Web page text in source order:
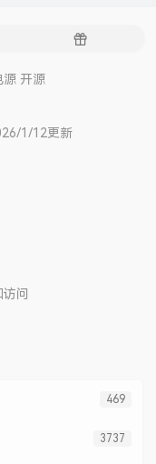
随
开源
1/12更新
问
469
3737